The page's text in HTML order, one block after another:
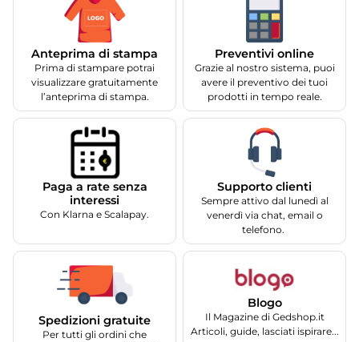
Anteprima di stampa
Prima di stampare potrai
visualizzare gratuitamente
l’anteprima di stampa.
Preventivi online
Grazie al nostro sistema, puoi
avere il preventivo dei tuoi
prodotti in tempo reale.
Paga a rate senza
interessi
Con Klarna e Scalapay.
Supporto clienti
Sempre attivo dal lunedì al
venerdì via chat, email o
telefono.
Spedizioni gratuite
Per tutti gli ordini che
Blogo
Il Magazine di Gedshop.it
Articoli, guide, lasciati ispirare...